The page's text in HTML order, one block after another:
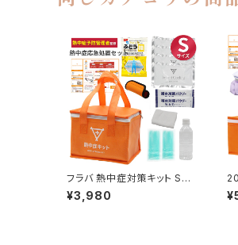
フラバ 熱中症対策キット Sサ
イズ 2026年版【義務化対応】
熱中症対策キット 応急処置マ
¥3,980
ッ
応